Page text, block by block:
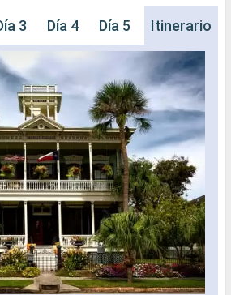
3 Día 4 Día 5 Día 6 Día
Itinerario